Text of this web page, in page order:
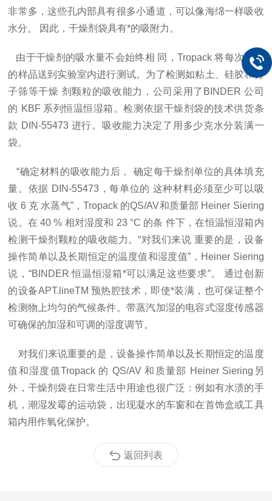
非常多，这些孔内部具有很多小通道，可以像海绵一样吸收
水分。 因此，干燥剂袋具有*的吸附力。
由于干燥剂的吸水量不会始终相 同，Tropack 将每次交货
的样品送到实验室内进行测试。为了检测如粘土、硅胶和分
子筛等干燥 剂颗粒的吸收能力，公司采用了 BINDER 公司
的 KBF 系列恒温恒湿箱。检测依据干燥剂袋的技术供货条
款 DIN-55473 进行。吸收能力决定了用多少克水分装满一
袋。
“确定材料的吸收能力后， 确定每干燥剂单位的具体填充
量。依据 DIN-55473，每单位的 这种材料必须至少可以吸
收 6 克 水蒸气”，Tropack 的QS/AV和质量部 Heiner Siering
说。在40 % 相对湿度和 23 °C 的条 件下，在恒温恒湿箱内
检测干燥剂颗粒的吸收能力。“对我们来说 重要的是，设备
操作简单以及长期恒定的温度值和湿度值”， Heiner Siering
说，“BINDER恒温恒湿箱*可以满足这些要求”。 通过创新
的设备APT.lineTM 预热腔技术，即使*装满，也可保证整个
检测物上均匀的气候条件。带蒸汽加湿的电容式湿度传感器
可确保的加湿和可调的湿度调节。
对我们来说重要的是，设备操作简单以及长期恒定的温度
值和湿度值Tropack 的 QS/AV和质量部 Heiner Siering 另
外，干燥剂袋在日常生活中用途也很广泛：例如有水渍的手
机，潮湿发霉的运动袋，出现凝水的车窗和在首饰盒或工具
箱内用作氧化保护。
返回列表